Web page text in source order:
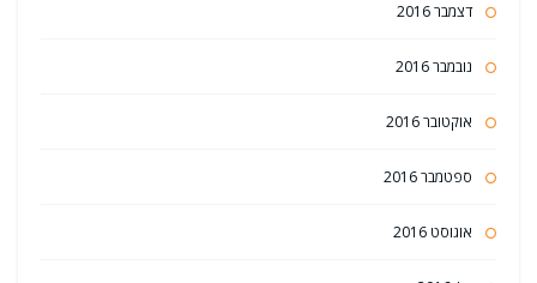
דצמבר 2016
נובמבר 2016
אוקטובר 2016
ספטמבר 2016
אוגוסט 2016